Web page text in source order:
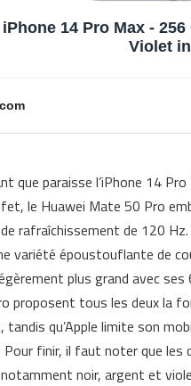
14 Pro Max -
Violet
que paraisse l’iPhone 14
le Huawei Mate 50 Pro
rafraîchissement de 120 Hz.
variété époustouflante de
plus grand avec ses
proposent tous les deux la
tandis qu’Apple limite son
Pour finir, il faut noter que
noir, argent et